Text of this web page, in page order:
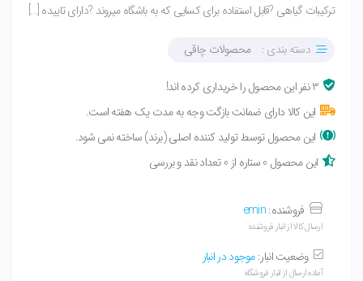
ترکیبات گیاهی ?قابل استفاده برای کسایی که به باشگاه میروند ?دارای تاییده […]
دسته بندی : محصولات چاقی
3 نفر این محصول را خریداری کرده اند!
این کالا دارای ضمانت بازگت وجه به مدت یک هفته است.
این محصول توسط تولید کننده اصلی (برند) ساخته نمی شود.
این محصول 0 ستاره از 0 تعداد نقد و بررسی
فروشنده:emin
ارسال کالا از انبار فروشنده
وضعیت انبار:موجود در انبار
آماده ارسال از انبار فروشگاه